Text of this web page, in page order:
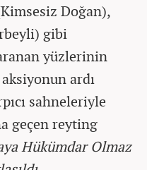
Doğan),
gibi
yüzlerinin
aksiyonun ardı
sahneleriyle
geçen reyting
Hükümdar Olmaz